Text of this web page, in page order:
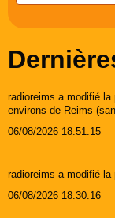
radioreims a modifié
environs de Reims
06/08/2026 18:51:15
radioreims a modifié
06/08/2026 18:30:16